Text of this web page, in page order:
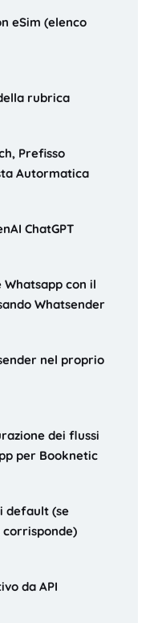
eSim (elenco
rubrica
Prefisso
Autormatica
ChatGPT
con il
Whatsender
nel proprio
dei flussi
per Booknetic
default (se
corrisponde)
da API